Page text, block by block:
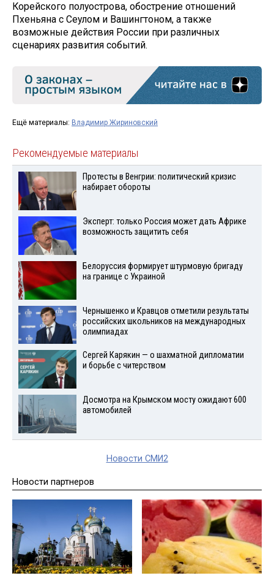
Корейского полуострова, обострение отношений
Пхеньяна с Сеулом и Вашингтоном, а также
возможные действия России при различных
сценариях развития событий.
Ещё материалы: Владимир Жириновский
Рекомендуемые материалы
Протесты в Венгрии: политический кризис
набирает обороты
Эксперт: только Россия может дать Африке
возможность защитить себя
Белоруссия формирует штурмовую бригаду
на границе с Украиной
Чернышенко и Кравцов отметили результаты
российских школьников на международных
олимпиадах
Сергей Карякин — о шахматной дипломатии
и борьбе с читерством
Досмотра на Крымском мосту ожидают 600
автомобилей
Новости СМИ2
Новости партнеров